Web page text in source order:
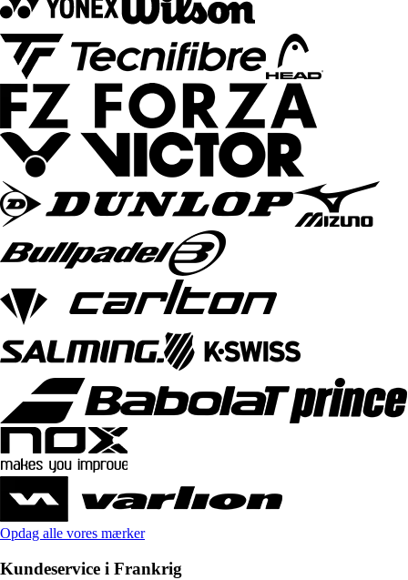
Opdag alle vores mærker
Kundeservice i Frankrig